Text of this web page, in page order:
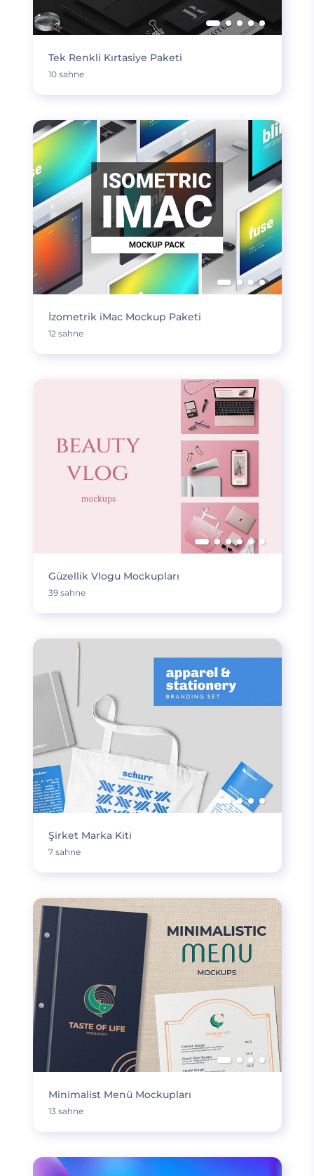
Tek Renkli Kırtasiye Paketi
10 sahne
İzometrik iMac Mockup Paketi
12 sahne
Güzellik Vlogu Mockupları
39 sahne
Şirket Marka Kiti
7 sahne
Minimalist Menü Mockupları
13 sahne